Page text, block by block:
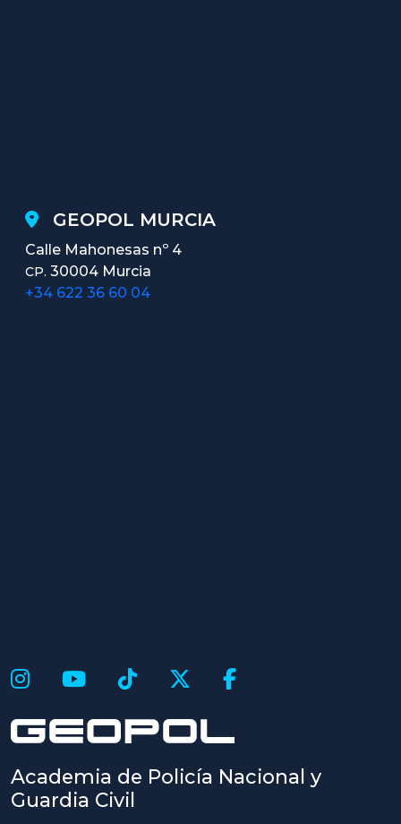
GEOPOL MURCIA
Calle Mahonesas nº 4
CP. 30004 Murcia
+34 622 36 60 04
Academia de Policía Nacional y
Guardia Civil